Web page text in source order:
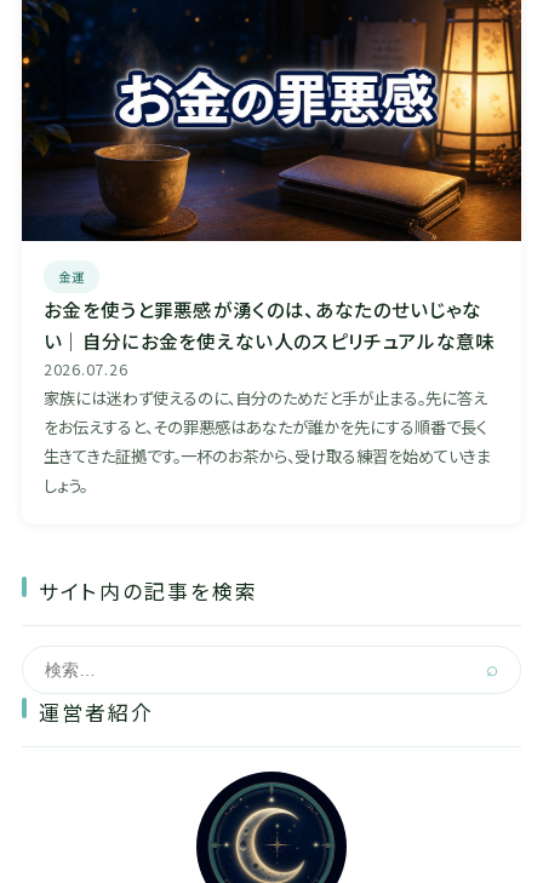
金運
お金を使うと罪悪感が湧くのは、あなたのせいじゃな
い｜自分にお金を使えない人のスピリチュアルな意味
2026.07.26
家族には迷わず使えるのに、自分のためだと手が止まる。先に答え
をお伝えすると、その罪悪感はあなたが誰かを先にする順番で長く
生きてきた証拠です。一杯のお茶から、受け取る練習を始めていきま
しょう。
サイト内の記事を検索
⌕
運営者紹介